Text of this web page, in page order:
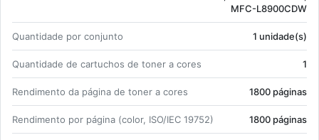
MFC-L8900CDW
Quan­ti­dade por con­junto 1 uni­dade(s)
Quan­ti­dade de car­tu­chos de toner a cores 1
Ren­di­mento da pá­gina de toner a cores 1800 pá­ginas
Ren­di­mento por pá­gina (color, ISO/IEC 19752) 1800 pá­ginas